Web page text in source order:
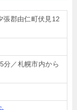
張郡由仁町伏見12
分／札幌市内から